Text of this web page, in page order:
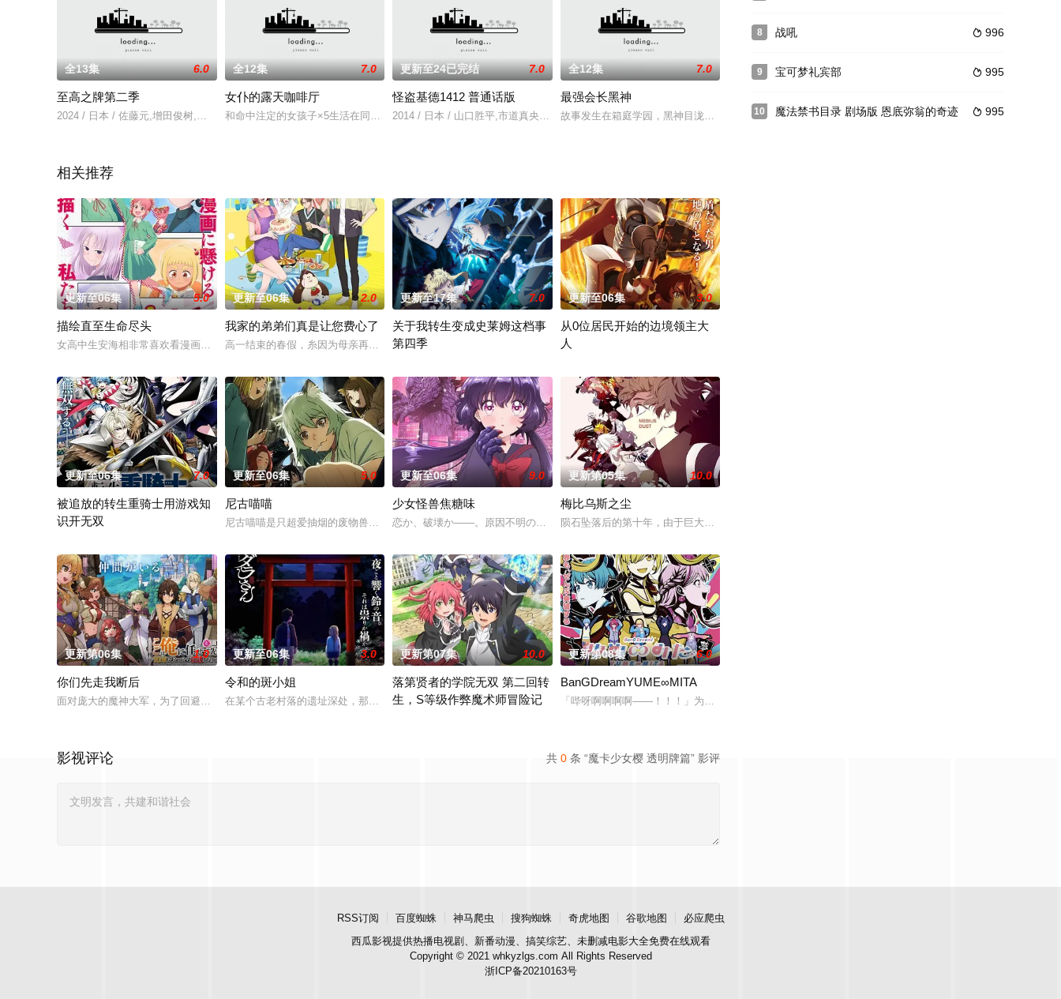
全13集 6.0
至高之牌第二季
2024 / 日本 / 佐藤元,增田俊树,堀江瞬,白石晴香,梅原裕一郎,山路和弘,小野大辅,岛崎信长,关智一,丰永利行,森川智之,高桥李依,关俊彦,武内骏辅
全12集 7.0
女仆的露天咖啡厅
和命中注定的女孩子×5生活在同一个屋檐下！东大应届入学的秀才粕壁隼，收到祖母的讣告后回到了阔别三年的老家——海边的一间老旧咖啡厅“F
更新至24已完结 7.0
怪盗基德1412 普通话版
2014 / 日本 / 山口胜平,市道真央,宫野真守,喜多村英梨
全12集 7.0
最强会长黑神
故事发生在箱庭学园，黑神目泷（丰崎爱生 配音）是学园一年级的新生，作为学校里的学生会长，黑神拥有
相关推荐
更新至06集 5.0
描绘直至生命尽头
女高中生安海相非常喜欢看漫画，尤其是 ☆野0 的《机器太与狸太》。国文老师手岛斥责她是浪费生命、声称漫画都是虚构，在没收漫画后，手岛
更新至06集 2.0
我家的弟弟们真是让您费心了
高一结束的春假，糸因为母亲再婚而搬家。但让她没想到的是，竟多了四个弟弟，令她大为震惊！虽然她全力想与新家人打好关系，但长男·源的态度
更新至17集 7.0
关于我转生变成史莱姆这档事
第四季
更新至06集 3.0
从0位居民开始的边境领主大
人
更新至06集 7.0
被追放的转生重骑士用游戏知
识开无双
更新至06集 5.0
尼古喵喵
尼古喵喵是只超爱抽烟的废物兽人！因为缺乏伦理与卫生观念，不是把烟头往窗外乱丢，就是对人乱吐口水，偶尔还会做出一些违法乱纪的事。幸好她
更新至06集 9.0
少女怪兽焦糖味
恋か、破壊か――。原因不明の病に悩まされている女子高生?赤石黒絵（クロエ）。不器用で人との交流を避けて生きてきた彼女は、とある出会
更新第05集 10.0
梅比乌斯之尘
陨石坠落后的第十年，由于巨大结晶释放出的神秘粒子“梅比乌斯之尘”的影响，一部分孩子获得了名为“拉姆斯
更新第06集 1.0
你们先走我断后
面对庞大的魔神大军，为了回避全灭危机，勒库对伙伴们说出「这边交给我，你们先走吧！」， 一个人殿后对抗敌人大军，就在他终于消灭敌人回到
更新至06集 3.0
令和的斑小姐
在某个古老村落的遗址深处，那一片禁止入内的区域里，存在着被口口相传为“窥之生厄、亵之招祟”的“不可触碰之物”。世代担任山神守护的三十
更新第07集 10.0
落第贤者的学院无双 第二回转
生，S等级作弊魔术师冒险记
更新第08集 6.0
BanGDreamYUME∞MITA
「哔呀啊啊啊啊——！！！」为了乐团出道而突然集结的团员们！虽然每个人都拥有耀眼夺目的个性与实力，
共 0 条 “魔卡少女樱 透明牌篇” 影评
影视评论
8  996
战吼
9  995
宝可梦礼宾部
10  995
魔法禁书目录 剧场版 恩底弥翁的奇迹
RSS订阅 百度蜘蛛 神马爬虫 搜狗蜘蛛 奇虎地图 谷歌地图
必应爬虫
西瓜影视提供热播电视剧、新番动漫、搞笑综艺、未删减电影大全免费在线观看
Copyright © 2021 whkyzlgs.com All Rights Reserved
浙ICP备20210163号